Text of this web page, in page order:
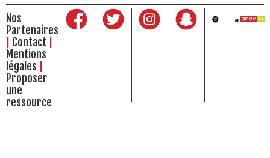
Nos
Partenaires
Contact
Mentions
légales
Proposer
une
ressource